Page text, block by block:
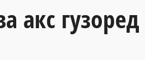
акс гузоред